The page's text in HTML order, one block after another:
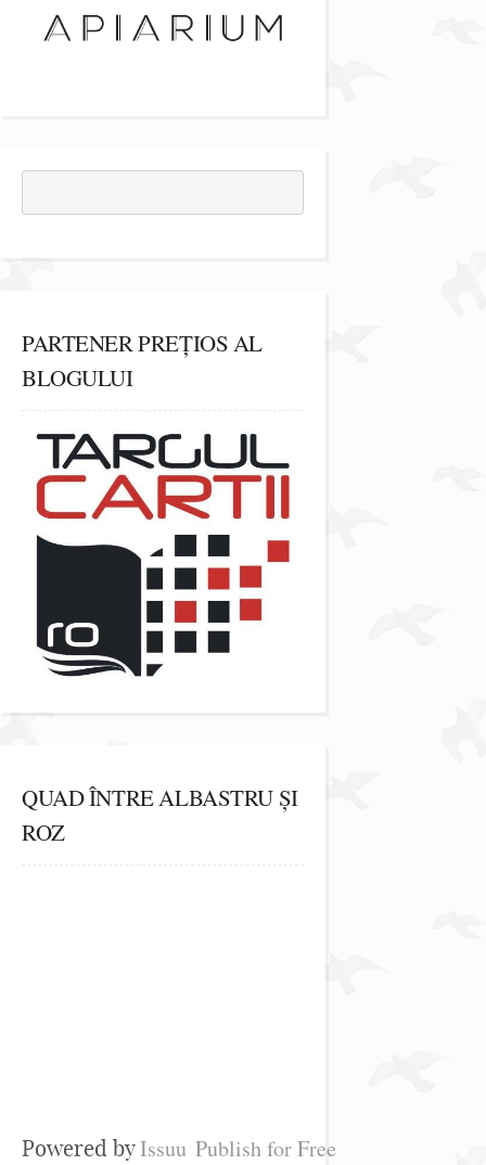
PARTENER PREȚIOS AL
BLOGULUI
QUAD ÎNTRE ALBASTRU ȘI
ROZ
Powered byIssuu Publish for Free